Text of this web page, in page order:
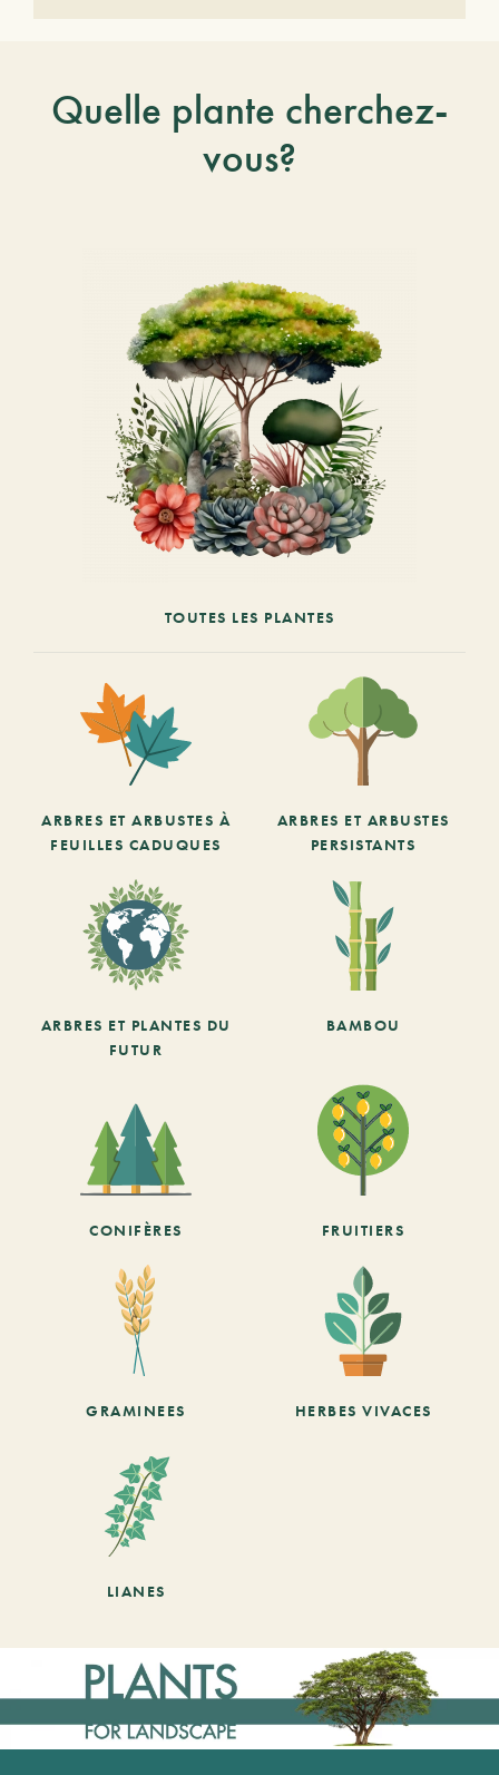
Quelle plante cherchez-
vous?
TOUTES LES PLANTES
ARBRES ET ARBUSTES À
FEUILLES CADUQUES
ARBRES ET ARBUSTES
PERSISTANTS
ARBRES ET PLANTES DU
FUTUR
BAMBOU
CONIFÈRES FRUITIERS
GRAMINEES HERBES VIVACES
LIANES